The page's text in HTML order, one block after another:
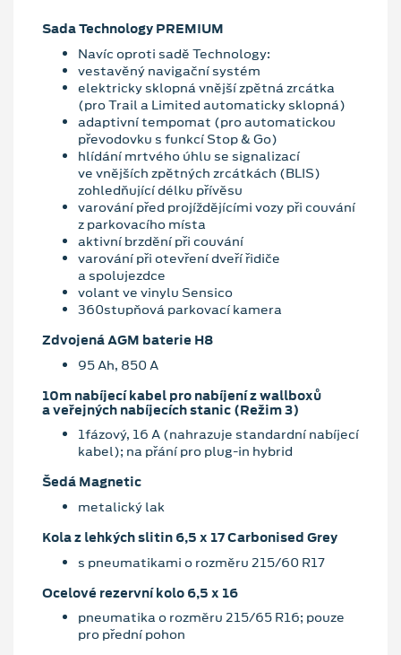
Sada Technology PREMIUM
Navíc oproti sadě Technology:
vestavěný navigační systém
elektricky sklopná vnější zpětná zrcátka
(pro Trail a Limited automaticky sklopná)
adaptivní tempomat (pro automatickou
převodovku s funkcí Stop & Go)
hlídání mrtvého úhlu se signalizací
ve vnějších zpětných zrcátkách (BLIS)
zohledňující délku přívěsu
varování před projíždějícími vozy při couvání
z parkovacího místa
aktivní brzdění při couvání
varování při otevření dveří řidiče
a spolujezdce
volant ve vinylu Sensico
360stupňová parkovací kamera
Zdvojená AGM baterie H8
95 Ah, 850 A
10m nabíjecí kabel pro nabíjení z wallboxů
a veřejných nabíjecích stanic (Režim 3)
1fázový, 16 A (nahrazuje standardní nabíjecí
kabel); na přání pro plug-in hybrid
Šedá Magnetic
metalický lak
Kola z lehkých slitin 6,5 x 17 Carbonised Grey
s pneumatikami o rozměru 215/60 R17
Ocelové rezervní kolo 6,5 x 16
pneumatika o rozměru 215/65 R16; pouze
pro přední pohon